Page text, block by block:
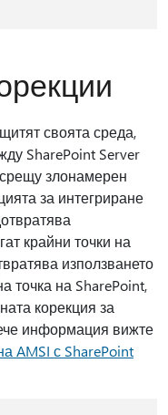
своята среда,
SharePoint Server
злонамерен
за интегриране
крайни точки на
използването
точка на SharePoint,
корекция за
информация вижте
AMSI с SharePoint